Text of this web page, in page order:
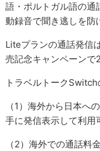
語・ポルトガル語の通
動録音で聞き逃しを防
Liteプランの通話発信
売記念キャンペーンで
トラベルトークSwitch
（1）海外から日本へ
手に発信表示して利用
（2）海外での通話料